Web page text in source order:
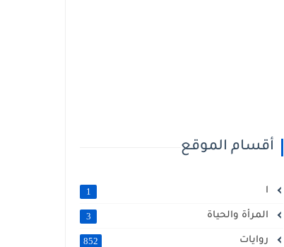
أقسام الموقع
ا 1
المرأة والحياة 3
روايات 852